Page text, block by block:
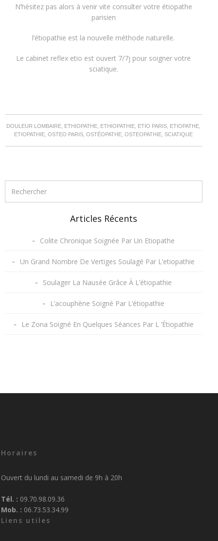
N’hésitez pas alors à venir vite consulter votre étiopathe
parisien
l’étiopathie est la nouvelle méthode naturelle.
Le cabinet reflex etio est ouvert 7/7j pour soigner votre
sciatique.
DOULEUR LOMBAIRE, ETHIOPATHE, ETHIOPATHIE, ETIO PARIS, ETIOPATHE,
ETIOPATHIE, OSTEO PARIS, OSTÉOPATHE, OSTEOPATHIE, SCIATIQUE
Articles Récents
Colite Chronique Soignée Par Un Etiopathe
Un Grand Nombre De Vertiges Soulagé Par L’etiopathie
Soulager La Nausée Grâce À L’étiopathie
L’acouphène Soigné Par L’étiopathie
Le Zona Soigné En Quelques Séances Par L ‘Étiopathie
Horaires
Ouvert du lundi au samedi de 9h à 20h
Tél. : 09.70.98.09.36
Mob. : 06.73.53.34.99
Liens utiles